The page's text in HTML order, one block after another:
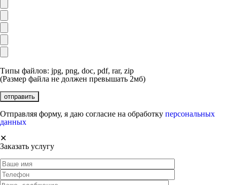
Типы файлов: jpg, png, doc, pdf, rar, zip
(Размер файла не должен превышать 2мб)
Отправляя форму, я даю согласие на обработку персональных
данных
✕
Заказать услугу